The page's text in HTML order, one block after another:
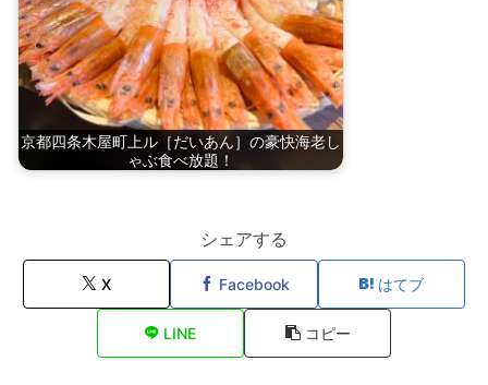
京都四条木屋町上ル［だいあん］の豪快海老し
ゃぶ食べ放題！
シェアする
X Facebook はてブ
LINE コピー